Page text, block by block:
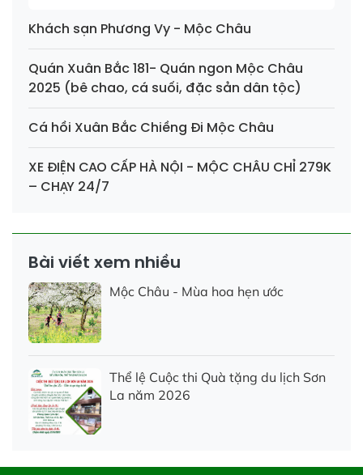
Khách sạn Phương Vy - Mộc Châu
Quán Xuân Bắc 181- Quán ngon Mộc Châu
2025 (bê chao, cá suối, đặc sản dân tộc)
Cá hồi Xuân Bắc Chiềng Đi Mộc Châu
XE ĐIỆN CAO CẤP HÀ NỘI - MỘC CHÂU CHỈ 279K
– CHẠY 24/7
Bài viết xem nhiều
Mộc Châu - Mùa hoa hẹn ước
Thể lệ Cuộc thi Quà tặng du lịch Sơn
La năm 2026